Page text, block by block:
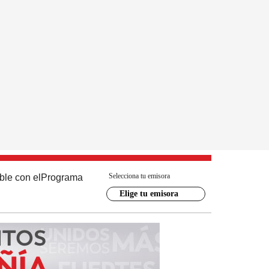
con el Programa Selecciona tu emisora
Elige tu emisora